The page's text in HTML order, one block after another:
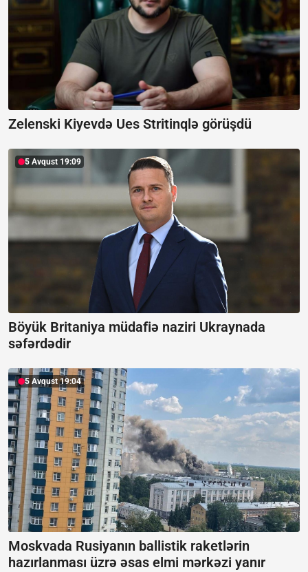
Zelenski Kiyevdə Ues Stritinqlə görüşdü
5 Avqust 19:09
Böyük Britaniya müdafiə naziri Ukraynada
səfərdədir
5 Avqust 19:04
Moskvada Rusiyanın ballistik raketlərin
hazırlanması üzrə əsas elmi mərkəzi yanır